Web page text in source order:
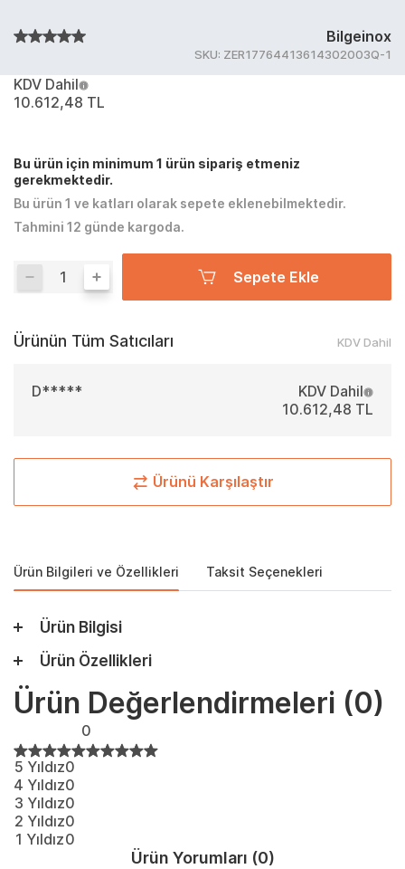
Bilgeinox
SKU: ZER17764413614302003Q-1
KDV Dahil
10.612,48 TL
Bu ürün için minimum 1 ürün sipariş etmeniz
gerekmektedir.
Bu ürün 1 ve katları olarak sepete eklenebilmektedir.
Tahmini 12 günde kargoda.
Sepete Ekle
Ürünün Tüm Satıcıları KDV Dahil
D*****
KDV Dahil
10.612,48 TL
Ürünü Karşılaştır
Ürün Bilgileri ve Özellikleri Taksit Seçenekleri
Ürün Bilgisi
Ürün Özellikleri
Ürün Değerlendirmeleri (0)
0
5 Yıldız0
4 Yıldız0
3 Yıldız0
2 Yıldız0
1 Yıldız0
Ürün Yorumları (0)